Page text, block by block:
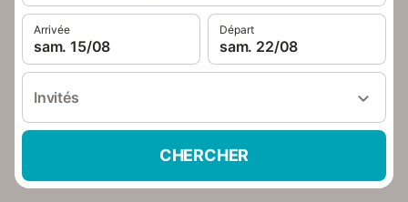
Arrivée
sam. 15/08
Départ
sam. 22/08
Invités
CHERCHER